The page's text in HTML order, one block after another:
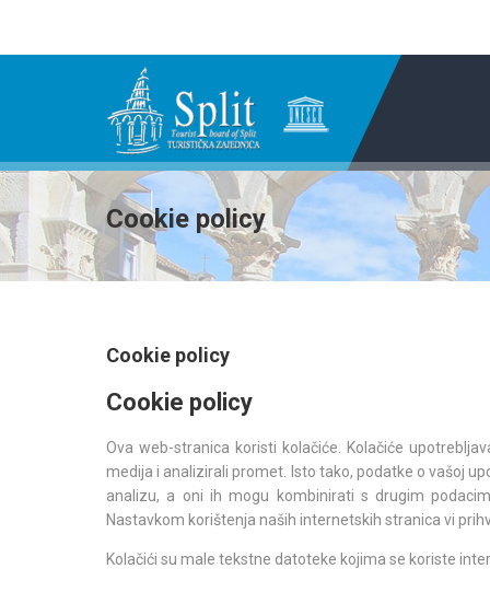
Cookie policy
Cookie policy
Cookie policy
Ova web-stranica koristi kolačiće. Kolačiće
medija i analizirali promet. Isto tako, podatke o vašoj
analizu, a oni ih mogu kombinirati s drugim
Nastavkom korištenja naših internetskih stranica vi
Kolačići su male tekstne datoteke kojima se koriste